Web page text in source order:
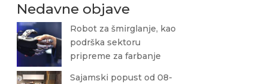
Nedavne objave
Robot za šmirglanje, kao
podrška sektoru
pripreme za farbanje
Sajamski popust od 08-